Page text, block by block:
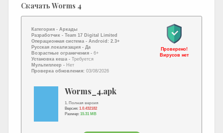
Скачать Worms 4
Категория - Аркады
Разработчик - Team 17 Digital Limited
Операционная система - Android: 2.3+
Русская локализация - Да
Возрастные ограничения - 6+
Установка кеша - Требуется
Мультиплеер - Нет
Проверка обновления: 03/08/2026
Проверено!
Вирусов нет
Worms_4.apk
1. Полная версия
Версия: 1.0.432182
Размер: 15.31 MB